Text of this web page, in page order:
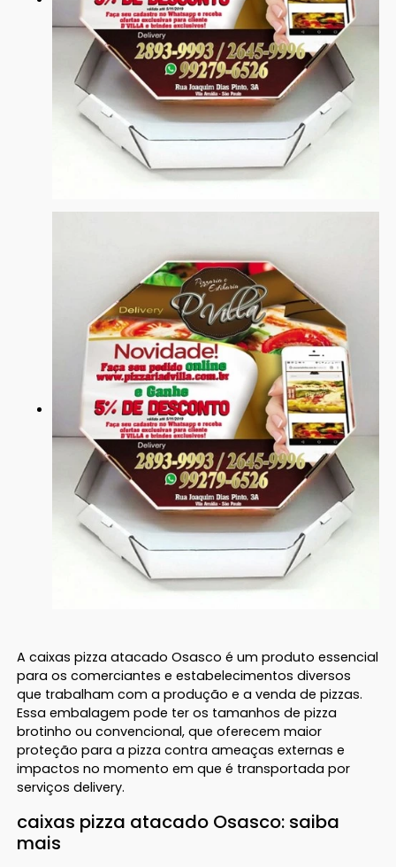
A caixas pizza atacado Osasco é um produto essencial
para os comerciantes e estabelecimentos diversos
que trabalham com a produção e a venda de pizzas.
Essa embalagem pode ter os tamanhos de pizza
brotinho ou convencional, que oferecem maior
proteção para a pizza contra ameaças externas e
impactos no momento em que é transportada por
serviços delivery.
caixas pizza atacado Osasco: saiba
mais